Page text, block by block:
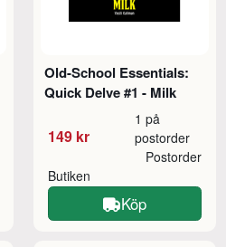
Old-School Essentials:
Quick Delve #1 - Milk
149 kr
1 på
postorder
Butiken
Postorder
Köp